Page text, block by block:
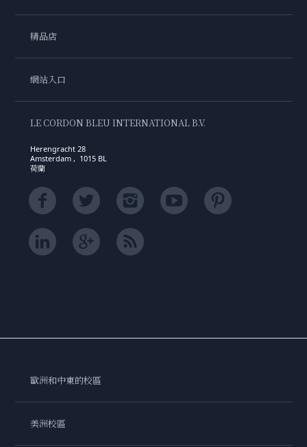
精品店
網站入口
LE CORDON BLEU INTERNATIONAL B.V.
Herengracht 28
Amsterdam , 1015 BL
荷蘭
歐洲和中東的校區
美洲校區